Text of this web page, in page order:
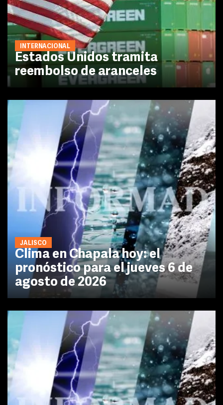
INTERNACIONAL
Estados Unidos tramita
reembolso de aranceles
JALISCO
Clima en Chapala hoy: el
pronóstico para el jueves 6 de
agosto de 2026